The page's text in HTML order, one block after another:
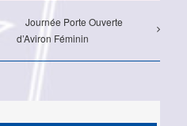
Journée Porte Ouverte
d’Aviron Féminin